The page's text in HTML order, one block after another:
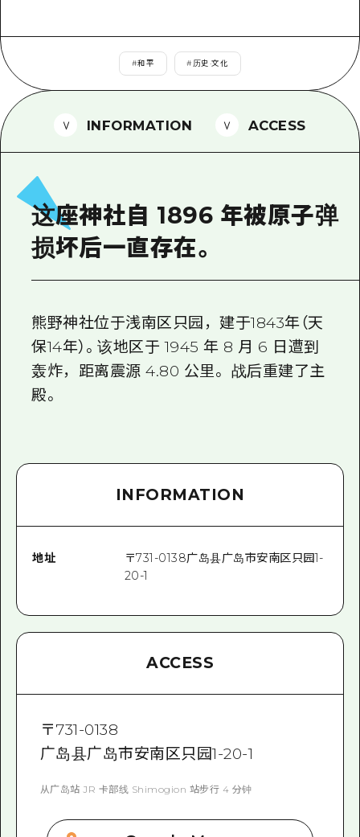
治愈
自然
一日游
1晚2天
2晚3天
广岛免费无线上网
常见问题解答
照片下载
#和平 # 历史·文化
INFORMATION ACCESS
这座神社自 1896 年被原子弹
损坏后一直存在。
熊野神社位于浅南区只园，建于1843年（天
保14年）。该地区于 1945 年 8 月 6 日遭到
轰炸，距离震源 4.80 公里。 战后重建了主
殿。
INFORMATION
地址 〒731-0138广岛县广岛市安南区只园1-
20-1
ACCESS
〒731-0138
广岛县广岛市安南区只园1-20-1
从广岛站 JR 卡部线 Shimogion 站步行 4 分钟